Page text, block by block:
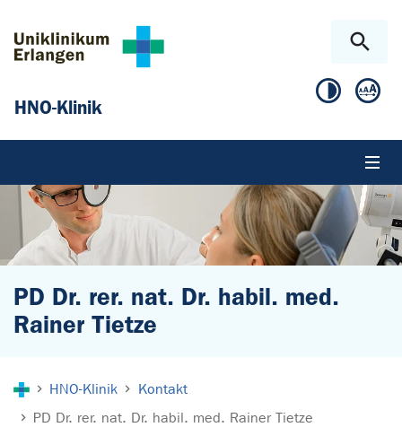
HNO-Klinik
PD Dr. rer. nat. Dr. habil. med.
Rainer Tietze
HNO-Klinik
Kontakt
PD Dr. rer. nat. Dr. habil. med. Rainer Tietze